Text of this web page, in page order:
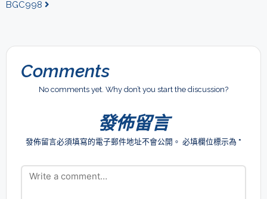
BGC998
Comments
No comments yet. Why don’t you start the discussion?
發佈留言
發佈留言必須填寫的電子郵件地址不會公開。 必填欄位標示為 *